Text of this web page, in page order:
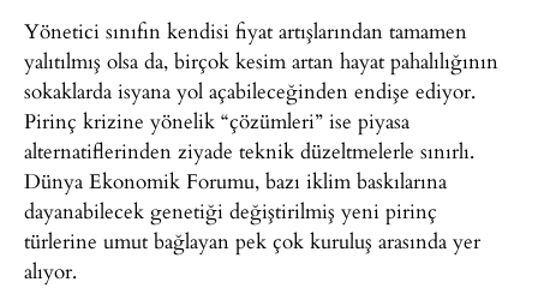
Yönetici sınıfın kendisi fiyat artışlarından tamamen
yalıtılmış olsa da, birçok kesim artan hayat pahalılığının
sokaklarda isyana yol açabileceğinden endişe ediyor.
Pirinç krizine yönelik “çözümleri” ise piyasa
alternatiflerinden ziyade teknik düzeltmelerle sınırlı.
Dünya Ekonomik Forumu, bazı iklim baskılarına
dayanabilecek genetiği değiştirilmiş yeni pirinç
türlerine umut bağlayan pek çok kuruluş arasında yer
alıyor.